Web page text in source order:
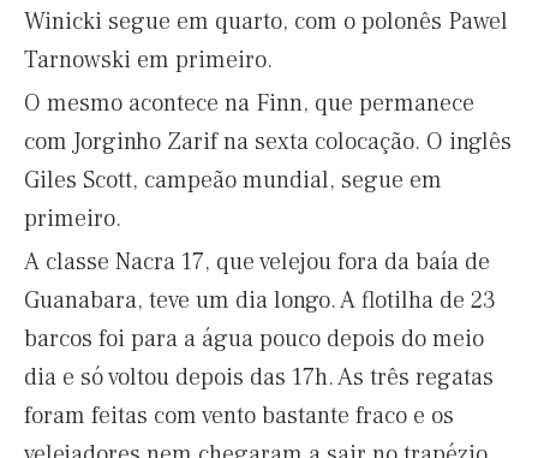
Winicki segue em quarto, com o polonês Pawel
Tarnowski em primeiro.
O mesmo acontece na Finn, que permanece
com Jorginho Zarif na sexta colocação. O inglês
Giles Scott, campeão mundial, segue em
primeiro.
A classe Nacra 17, que velejou fora da baía de
Guanabara, teve um dia longo. A flotilha de 23
barcos foi para a água pouco depois do meio
dia e só voltou depois das 17h. As três regatas
foram feitas com vento bastante fraco e os